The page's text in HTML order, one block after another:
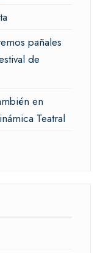
pañales
de
en
Teatral